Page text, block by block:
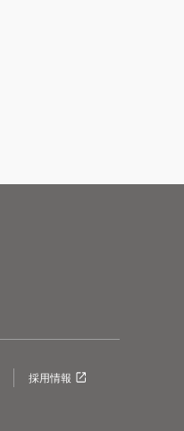
採用情報